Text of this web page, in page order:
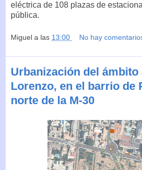
eléctrica de 108 plazas de
pública.
Miguel a las 13:00 No hay
Urbanización del ámbito
Lorenzo, en el barrio de
norte de la M-30